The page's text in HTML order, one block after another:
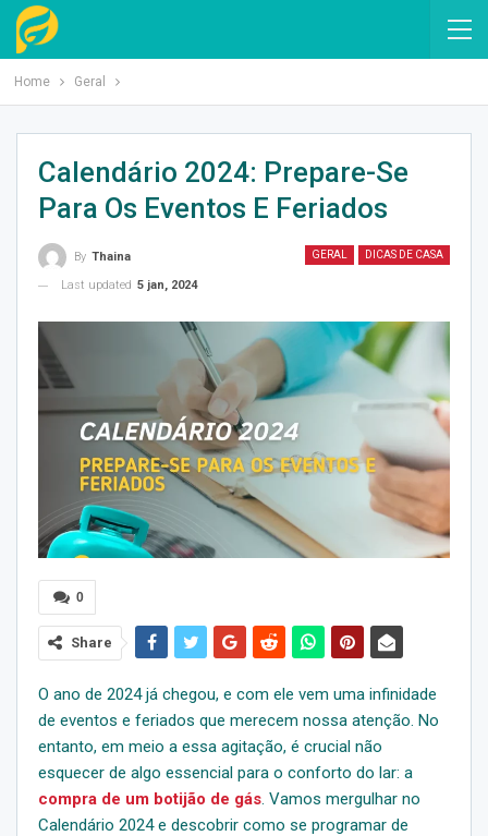
Home Geral
Calendário 2024: Prepare-Se
Para Os Eventos E Feriados
GERAL DICAS DE CASA
By Thaina
Last updated 5 jan, 2024
0
Share
O ano de 2024 já chegou, e com ele vem uma infinidade
de eventos e feriados que merecem nossa atenção. No
entanto, em meio a essa agitação, é crucial não
esquecer de algo essencial para o conforto do lar: a
compra de um botijão de gás. Vamos mergulhar no
Calendário 2024 e descobrir como se programar de